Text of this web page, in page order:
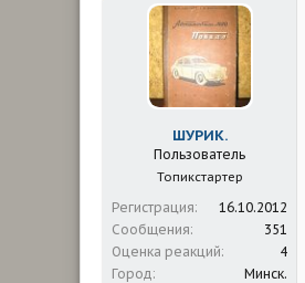
ШУРИК.
Пользователь
Топикстартер
Регистрация
16.10.2012
Сообщения
351
Оценка реакций
4
Город
Минск.